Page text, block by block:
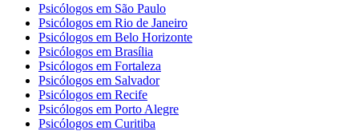
Psicólogos em São Paulo
Psicólogos em Rio de Janeiro
Psicólogos em Belo Horizonte
Psicólogos em Brasília
Psicólogos em Fortaleza
Psicólogos em Salvador
Psicólogos em Recife
Psicólogos em Porto Alegre
Psicólogos em Curitiba